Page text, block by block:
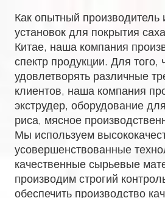
Как опытный производитель
установок для покрытия
Китае, наша компания
спектр продукции. Для того,
удовлетворять различные
клиентов, наша компания
экструдер, оборудование
риса, мясное
Мы используем
усовершенствованные
качественные сырьевые
производим строгий
обеспечить производство